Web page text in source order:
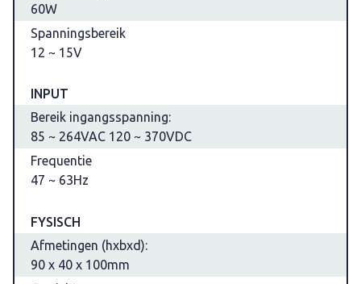
60W
Spanningsbereik
12 ~ 15V
INPUT
Bereik ingangsspanning:
85 ~ 264VAC 120 ~ 370VDC
Frequentie
47 ~ 63Hz
FYSISCH
Afmetingen (hxbxd):
90 x 40 x 100mm